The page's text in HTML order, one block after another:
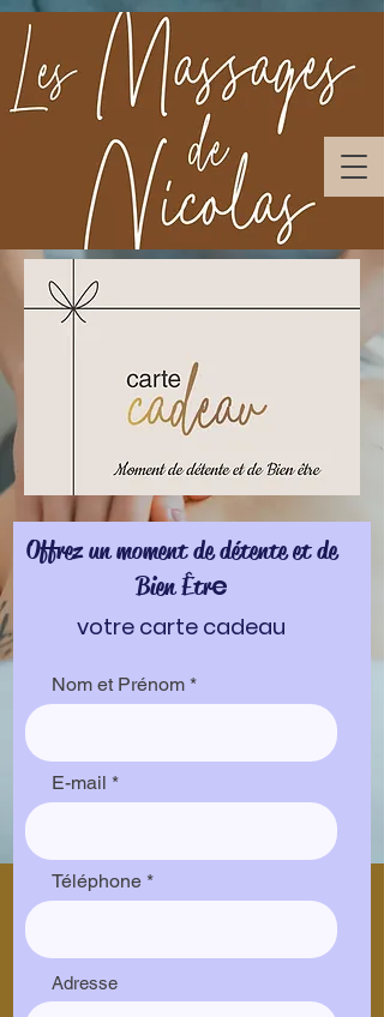
Offrez un moment de détente et de
Bien Être
votre carte cadeau
Nom et Prénom
E-mail
Téléphone
Adresse